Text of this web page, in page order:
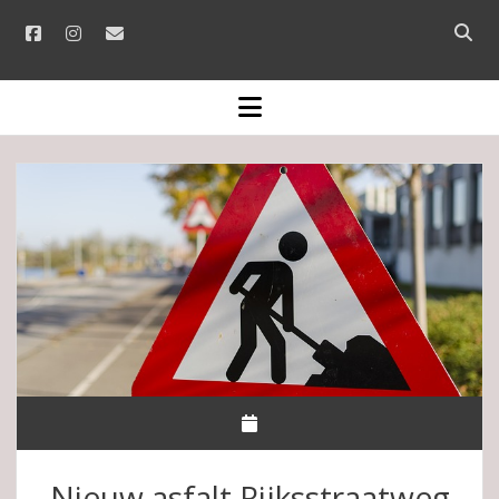
facebookinstagram
email
Open
bar
open
menu